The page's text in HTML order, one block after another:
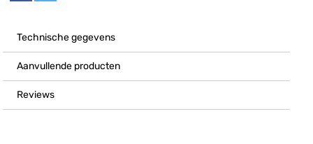
Technische gegevens
Aanvullende producten
Reviews